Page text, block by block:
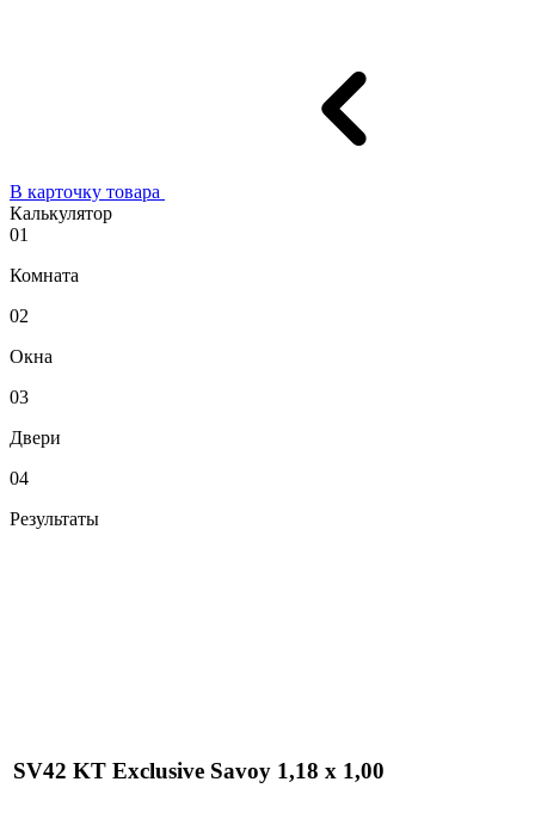
В карточку товара
Калькулятор
01
Комната
02
Окна
03
Двери
04
Результаты
SV42 KT Exclusive Savoy 1,18 x 1,00